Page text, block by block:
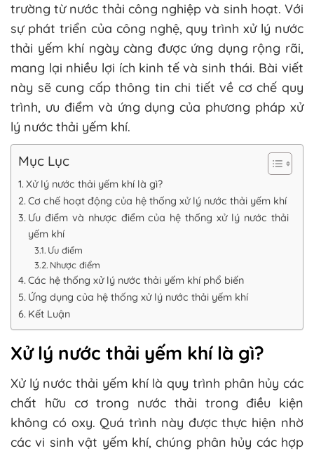
trường từ nước thải công nghiệp và sinh hoạt. Với
sự phát triển của công nghệ, quy trình xử lý nước
thải yếm khí ngày càng được ứng dụng rộng rãi,
mang lại nhiều lợi ích kinh tế và sinh thái. Bài viết
này sẽ cung cấp thông tin chi tiết về cơ chế quy
trình, ưu điểm và ứng dụng của phương pháp xử
lý nước thải yếm khí.
Mục Lục
Xử lý nước thải yếm khí là gì?
Cơ chế hoạt động của hệ thống xử lý nước thải yếm khí
Ưu điểm và nhược điểm của hệ thống xử lý nước thải
yếm khí
Ưu điểm
Nhược điểm
Các hệ thống xử lý nước thải yếm khí phổ biến
Ứng dụng của hệ thống xử lý nước thải yếm khí
Kết Luận
Xử lý nước thải yếm khí là gì?
Xử lý nước thải yếm khí là quy trình phân hủy các
chất hữu cơ trong nước thải trong điều kiện
không có oxy. Quá trình này được thực hiện nhờ
các vi sinh vật yếm khí, chúng phân hủy các hợp